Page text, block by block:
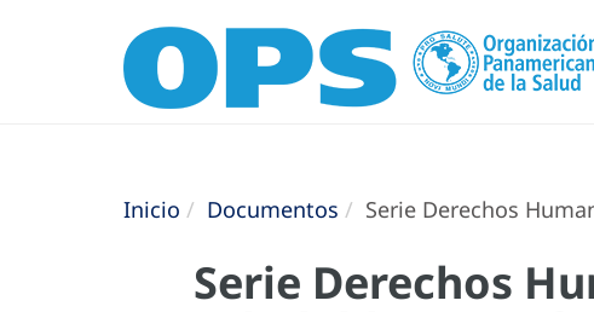
Inicio Documentos Serie Derechos
Serie Derechos